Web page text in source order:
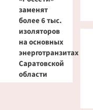
заменят
более 6 тыс.
изоляторов
на основных
энерготранзитах
Саратовской
области